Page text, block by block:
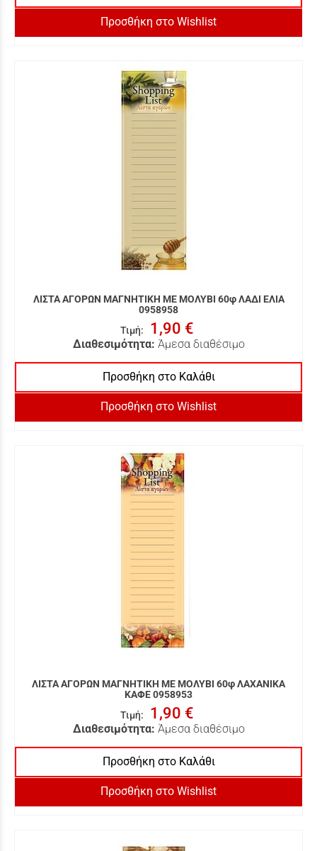
Προσθήκη στο Wishlist
ΛΙΣΤΑ ΑΓΟΡΩΝ ΜΑΓΝΗΤΙΚΗ ΜΕ ΜΟΛΥΒΙ 60φ ΛΑΔΙ ΕΛΙΑ
0958958
Τιμή: 1,90 €
Διαθεσιμότητα: Άμεσα διαθέσιμο
Προσθήκη στο Καλάθι
Προσθήκη στο Wishlist
ΛΙΣΤΑ ΑΓΟΡΩΝ ΜΑΓΝΗΤΙΚΗ ΜΕ ΜΟΛΥΒΙ 60φ ΛΑΧΑΝΙΚΑ
ΚΑΦΕ 0958953
Τιμή: 1,90 €
Διαθεσιμότητα: Άμεσα διαθέσιμο
Προσθήκη στο Καλάθι
Προσθήκη στο Wishlist